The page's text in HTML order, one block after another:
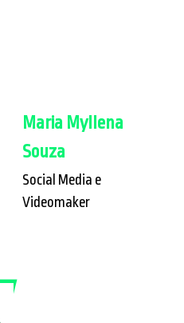
Maria Myllena
Souza
Social Media e
Videomaker